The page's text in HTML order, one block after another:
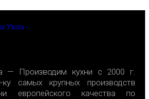
— Производим кухни с 2000 г.
самых крупных производств
европейского качества по